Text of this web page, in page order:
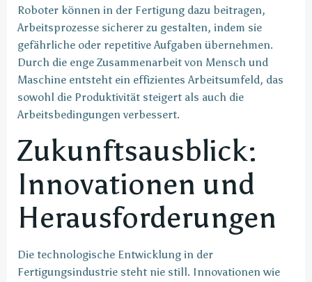
Roboter können in der Fertigung dazu beitragen,
Arbeitsprozesse sicherer zu gestalten, indem sie
gefährliche oder repetitive Aufgaben übernehmen.
Durch die enge Zusammenarbeit von Mensch und
Maschine entsteht ein effizientes Arbeitsumfeld, das
sowohl die Produktivität steigert als auch die
Arbeitsbedingungen verbessert.
Zukunftsausblick:
Innovationen und
Herausforderungen
Die technologische Entwicklung in der
Fertigungsindustrie steht nie still. Innovationen wie